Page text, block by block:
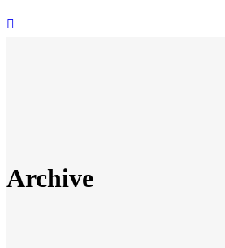
Archive